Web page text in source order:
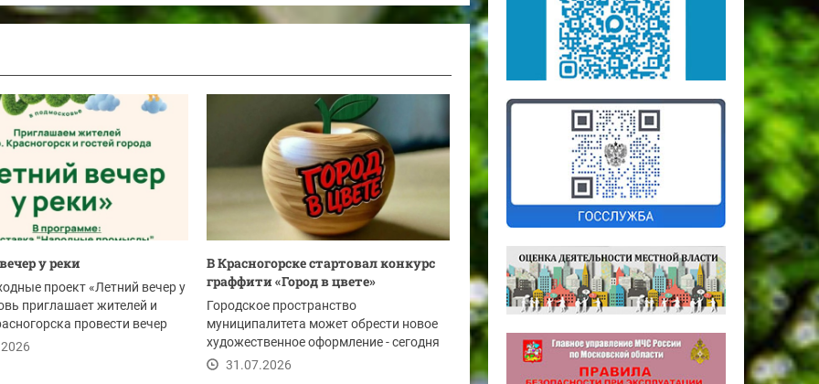
у реки
проект «Летний вечер у
приглашает жителей и
провести вечер
В Красногорске стартовал конкурс
граффити «Город в цвете»
Городское пространство
муниципалитета может обрести новое
художественное оформление - сегодня
стартовал прием заявок...
31.07.2026